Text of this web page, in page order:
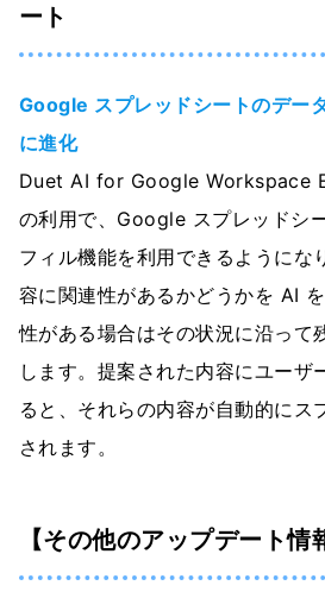
ート
Google スプレッドシートのデー
に進化
Duet AI for Google Workspace
の利用で、Google スプレッドシ
フィル機能を利用できるようにな
容に関連性があるかどうかを AI
性がある場合はその状況に沿って
します。提案された内容にユーザ
ると、それらの内容が自動的にス
されます。
【その他のアップデート情